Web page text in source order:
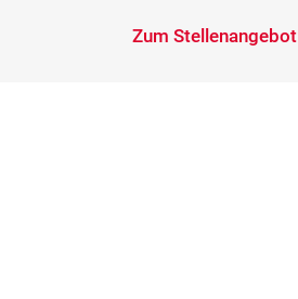
Zum Stellenangebot